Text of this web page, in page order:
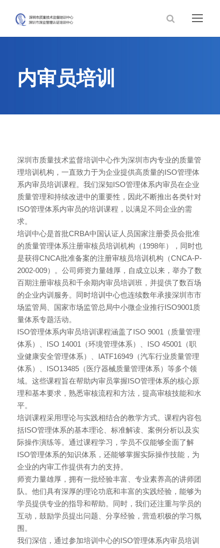
内审员培训
深圳市质量技术监督培训中心作为深圳市内专业的质量管
理培训机构，一直致力于为企业提供高质量的ISO管理体
系内审员培训课程。我们深知ISO管理体系内审员在企业
质量管理和持续改进中的重要性，因此不断推出各类针对
ISO管理体系内审员的培训课程，以满足不同企业的需
求。
培训中心是首批CRBA中国认证人员国家注册委员会批准
的质量管理体系注册审核员培训机构（1998年），同时也
是获得CNCA批准备案的注册审核员培训机构（CNCA-P-
2002-009）。公司师资力量雄厚，自成立以来，举办了数
百期注册审核员和千余期内审员培训班，并提供了数百场
的企业内训服务。同时培训中心也连续数年承接深圳市市
场监管局、国家市场监管总局中小微企业推行ISO9001质
量体系专题活动。
ISO管理体系内审员培训课程涵盖了ISO 9001（质量管理
体系）、ISO 14001（环境管理体系）、ISO 45001（职
业健康安全管理体系）、IATF16949（汽车行业质量管理
体系）、ISO13485（医疗器械质量管理体系）等多个领
域。这些课程旨在帮助内审员掌握ISO管理体系的核心原
理和基本要求，熟悉审核流程和方法，提高审核技能和水
平。
培训课程采用理论与实践相结合的教学方式。课程内容包
括ISO管理体系的基本理论、标准解读、案例分析以及实
际操作演练等。通过课程学习，学员不仅能够全面了解
ISO管理体系的知识体系，还能够掌握实际操作技能，为
企业的内审工作提供有力的支持。
师资力量雄厚，拥有一批经验丰富、专业素养高的讲师团
队。他们具有深厚的理论功底和丰富的实践经验，能够为
学员提供专业的指导和帮助。同时，我们还注重与学员的
互动，鼓励学员提出问题、分享经验，营造积极的学习氛
围。
我们深信，通过参加培训中心的ISO管理体系内审员培训